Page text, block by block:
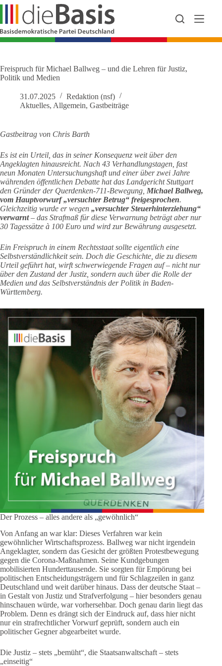
Zum
springen
Freispruch für Michael Ballweg – und die Lehren für Justiz,
Politik und Medien
31.07.2025
Redaktion (nsf)
Aktuelles, Allgemein, Gastbeiträge
Gastbeitrag von Chris Barth
Es ist ein Urteil, das in seiner Konsequenz weit über den
Angeklagten hinausreicht. Nach 43 Verhandlungstagen, fast
neun Monaten Untersuchungshaft und einer über zwei Jahre
währenden öffentlichen Debatte hat das Landgericht Stuttgart
den Gründer der Querdenken-711-Bewegung, Michael Ballweg,
vom Hauptvorwurf „versuchter Betrug“ freigesprochen.
Gleichzeitig wurde er wegen „versuchter Steuerhinterziehung“
verwarnt– das Strafmaß für diese Verwarnung beträgt aber nur
30 Tagessätze à 100 Euro und wird zur Bewährung ausgesetzt.
Ein Freispruch in einem Rechtsstaat sollte eigentlich eine
Selbstverständlichkeit sein. Doch die Geschichte, die zu diesem
Urteil geführt hat, wirft schwerwiegende Fragen auf – nicht nur
über den Zustand der Justiz, sondern auch über die Rolle der
Medien und das Selbstverständnis der Politik in Baden-
Württemberg.
Der Prozess – alles andere als „gewöhnlich“
Von Anfang an war klar: Dieses Verfahren war kein
gewöhnlicher Wirtschaftsprozess. Ballweg war nicht irgendein
Angeklagter, sondern das Gesicht der größten Protestbewegung
gegen die Corona-Maßnahmen. Seine Kundgebungen
mobilisierten Hunderttausende. Sie sorgten für Empörung bei
politischen Entscheidungsträgern und für Schlagzeilen in ganz
Deutschland und weit darüber hinaus. Dass der deutsche Staat –
in Gestalt von Justiz und Strafverfolgung – hier besonders genau
hinschauen würde, war vorhersehbar. Doch genau darin liegt das
Problem. Denn es drängt sich der Eindruck auf, dass hier nicht
nur ein strafrechtlicher Vorwurf geprüft, sondern auch ein
politischer Gegner abgearbeitet wurde.
Die Justiz – stets „bemüht“, die Staatsanwaltschaft – stets
„einseitig“